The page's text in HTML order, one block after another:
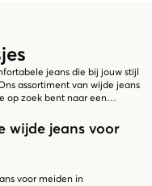
jeans die bij jouw stijl
assortiment van wijde jeans
op zoek bent naar een
wijde jeans voor
voor meiden in